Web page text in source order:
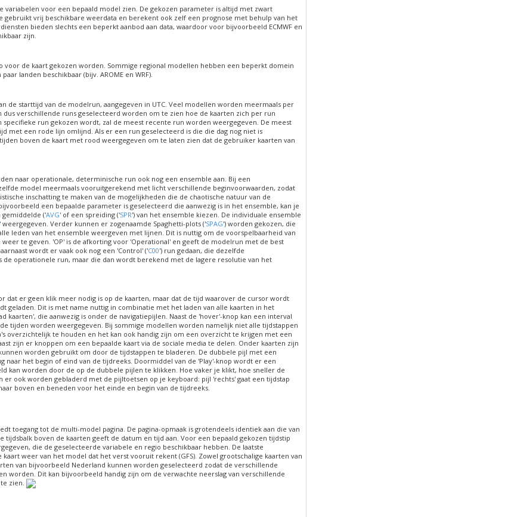
variabelen voor een bepaald model zien. De gekozen parameter is altijd met zwart
gebruikt vrij beschikbare weerdata en berekent ook zelf een prognose met behulp van het
bieden slechts een beperkt aanbod aan data, waardoor voor bijvoorbeeld ECMWF en
zijn.
voor de kaart gekozen worden. Sommige regional modellen hebben een beperkt domein
landen beschikbaar (bijv. AROME en WRF).
de starttijd van de modelrun, aangegeven in UTC. Veel modellen worden meermaals per
dus verschillende runs geselecteerd worden om te zien hoe de kaarten zich per run
specifieke run gekozen wordt, zal de meest recente run worden weergegeven. De meest
met een rode lijn omlijnd. Als er een run geselecteerd is die die dag nog niet is
boven de kaart met rood weergegeven om te laten zien dat de gebruiker kaarten van
naar operationale, determinische run ook nog een ensemble aan. Bij een
model meermaals vooruitgerekend met licht verschillende beginvoorwaarden, zodat
inschatting te maken van de mogelijkheden die de chaotische natuur van de
een bepaalde parameter is geselecteerd die aanwezig is in het ensemble, kan je
('AVG' of een spreiding ('SPR') van het ensemble kiezen. De individuale ensemble
' weergegeven. Verder kunnen er zogenaamde Spaghetti-plots ('SPAG') worden gekozen, die
leden van het ensemble weergeven met lijnen. Dit is nuttig om de voorspelbaarheid van
te geven. 'OP' is de afkorting voor 'Operational' en geeft de modelrun met de best
wordt er vaak ook nog een 'Control' ('C00') run gedaan, die dezelfde
de operationele run, maar die dan wordt berekend met de lagere resolutie van het
dat er geen klik meer nodig is op de kaarten, maar dat de tijd waarover de cursor wordt
geladen. Dit is met name nuttig in combinatie met het laden van alle kaarten in het
kaarten', die aanwezig is onder de navigatiepijlen. Naast de 'hover'-knop kan een interval
tijden worden weergegeven. Bij sommige modellen worden namelijk niet alle tijdstappen
overzichtelijk te houden en het kan ook handig zijn om een overzicht te krijgen met een
zijn er knoppen om een bepaalde kaart via de sociale media te delen. Onder kaarten zijn
worden gebruikt om door de tijdstappen te bladeren. De dubbele pijl met een
naar het begin of eind van de tijdreeks. Doormiddel van de 'Play'-knop wordt er een
kan worden door de op de dubbele pijlen te klikken. Hoe vaker je klikt, hoe sneller de
er ook worden gebladerd met de pijltoetsen op je keyboard: pijl 'rechts' gaat een tijdstap
boven en beneden voor het einde en begin van de tijdreeks.
toegang tot de multi-model pagina. De pagina-opmaak is grotendeels identiek aan die van
tijdsbalk boven de kaarten geeft de datum en tijd aan. Voor een bepaald gekozen tijdstip
die de geselecteerde variabele en regio beschikbaar hebben. De laatste
kaart weer van het model dat het verst vooruit rekent (GFS). Zowel grootschalige kaarten van
van bijvoorbeeld Nederland kunnen worden geselecteerd zodat de verschillende
worden. Dit kan bijvoorbeeld handig zijn om de verwachte neerslag van verschillende
zien.